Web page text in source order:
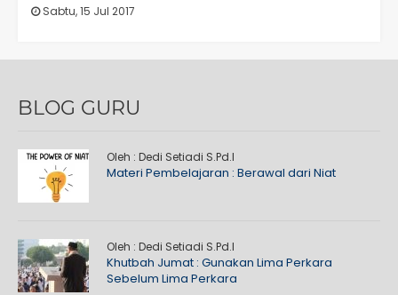
Sabtu, 15 Jul 2017
BLOG GURU
Oleh : Dedi Setiadi S.Pd.I
Materi Pembelajaran : Berawal dari Niat
Oleh : Dedi Setiadi S.Pd.I
Khutbah Jumat : Gunakan Lima Perkara
Sebelum Lima Perkara